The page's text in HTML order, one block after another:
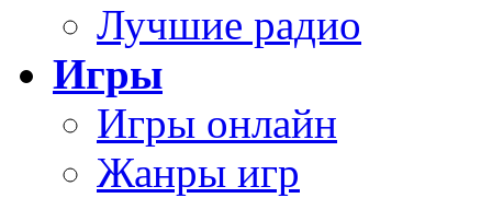
Лучшие радио
Игры
Игры онлайн
Жанры игр